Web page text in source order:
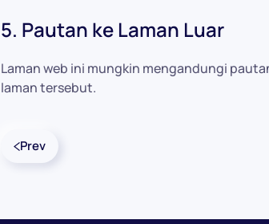
5. Pautan ke Laman Luar
Laman web ini mungkin mengandungi
laman tersebut.
Prev